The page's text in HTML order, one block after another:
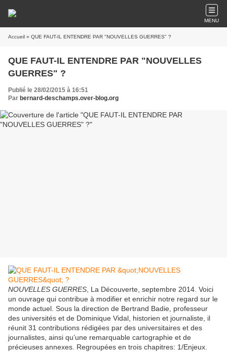
MENU
Accueil » QUE FAUT-IL ENTENDRE PAR "NOUVELLES GUERRES" ?
QUE FAUT-IL ENTENDRE PAR "NOUVELLES
GUERRES" ?
Publié le 28/02/2015 à 16:51
Par bernard-deschamps.over-blog.org
NOUVELLES GUERRES , La Découverte, septembre 2014. Voici
un ouvrage qui contribue à modifier et enrichir notre regard sur le
monde actuel. Sous la direction de Bertrand Badie, professeur
des universités et de Dominique Vidal, historien et journaliste, il
réunit 31 contributions rédigées par des universitaires et des
journalistes, ainsi qu’une remarquable cartographie et de
précieuses annexes. Regroupées en trois chapitres: 1/Enjeux.